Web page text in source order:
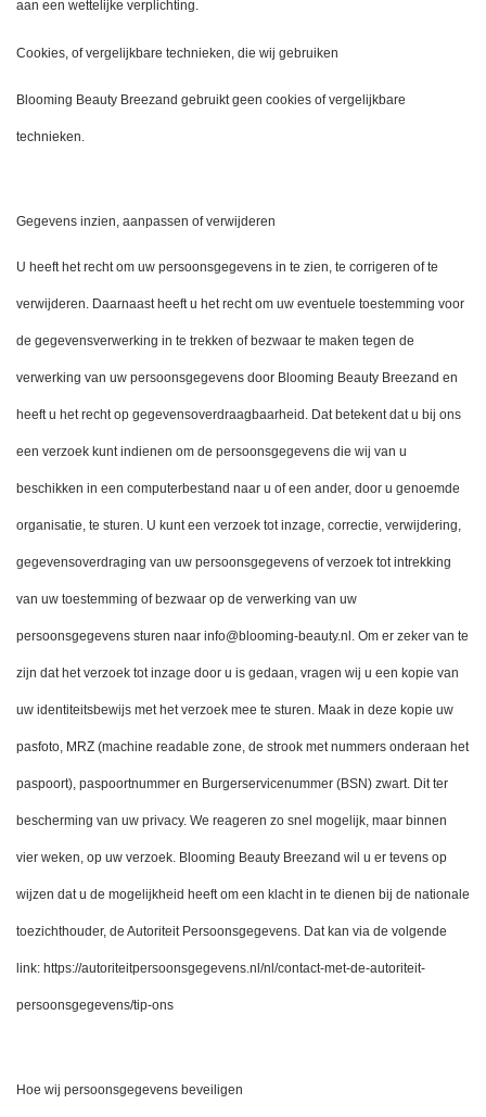
aan een wettelijke verplichting.
Cookies, of vergelijkbare technieken, die wij gebruiken
Blooming Beauty Breezand gebruikt geen cookies of vergelijkbare
technieken.
Gegevens inzien, aanpassen of verwijderen
U heeft het recht om uw persoonsgegevens in te zien, te corrigeren of te
verwijderen. Daarnaast heeft u het recht om uw eventuele toestemming voor
de gegevensverwerking in te trekken of bezwaar te maken tegen de
verwerking van uw persoonsgegevens door Blooming Beauty Breezand en
heeft u het recht op gegevensoverdraagbaarheid. Dat betekent dat u bij ons
een verzoek kunt indienen om de persoonsgegevens die wij van u
beschikken in een computerbestand naar u of een ander, door u genoemde
organisatie, te sturen. U kunt een verzoek tot inzage, correctie, verwijdering,
gegevensoverdraging van uw persoonsgegevens of verzoek tot intrekking
van uw toestemming of bezwaar op de verwerking van uw
persoonsgegevens sturen naar info@blooming-beauty.nl. Om er zeker van te
zijn dat het verzoek tot inzage door u is gedaan, vragen wij u een kopie van
uw identiteitsbewijs met het verzoek mee te sturen. Maak in deze kopie uw
pasfoto, MRZ (machine readable zone, de strook met nummers onderaan het
paspoort), paspoortnummer en Burgerservicenummer (BSN) zwart. Dit ter
bescherming van uw privacy. We reageren zo snel mogelijk, maar binnen
vier weken, op uw verzoek. Blooming Beauty Breezand wil u er tevens op
wijzen dat u de mogelijkheid heeft om een klacht in te dienen bij de nationale
toezichthouder, de Autoriteit Persoonsgegevens. Dat kan via de volgende
link: https://autoriteitpersoonsgegevens.nl/nl/contact-met-de-autoriteit-
persoonsgegevens/tip-ons
Hoe wij persoonsgegevens beveiligen